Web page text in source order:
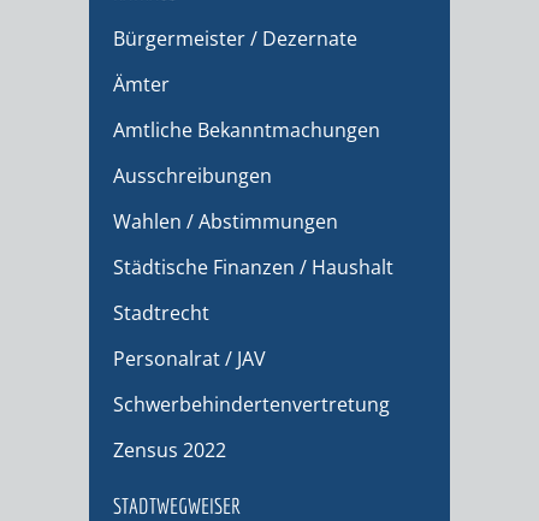
Bürgermeister / Dezernate
Ämter
Amtliche Bekanntmachungen
Ausschreibungen
Wahlen / Abstimmungen
Städtische Finanzen / Haushalt
Stadtrecht
Personalrat / JAV
Schwerbehindertenvertretung
Zensus 2022
STADTWEGWEISER